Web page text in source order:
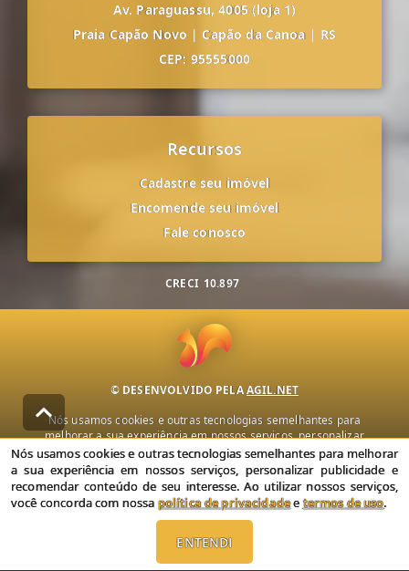
Av. Paraguassu, 4005 (loja 1)
Praia Capão Novo | Capão da Canoa | RS
CEP: 95555000
Recursos
Cadastre seu imóvel
Encomende seu imóvel
Fale conosco
CRECI 10.897
© DESENVOLVIDO PELAAGIL.NET
Nós usamos cookies e outras tecnologias semelhantes para
melhorar a sua experiência em nossos serviços, personalizar
publicidade e recomendar conteúdo de seu interesse. Ao utilizar
nossos serviços, você concorda com nossa política de privacidade e
termos de uso.
Política de Privacidade Termos de uso
Nós usamos cookies e outras tecnologias semelhantes para melhorar
a sua experiência em nossos serviços, personalizar publicidade e
recomendar conteúdo de seu interesse. Ao utilizar nossos serviços,
você concorda com nossa política de privacidadeetermos de uso.
ENTENDI